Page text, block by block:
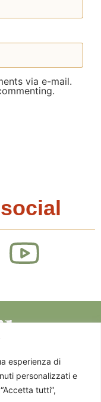
esperienza di
personalizzati e
tutti”,
via e-mail.
© 2025 EMOTICIBO.
TUTTI DIRITTI